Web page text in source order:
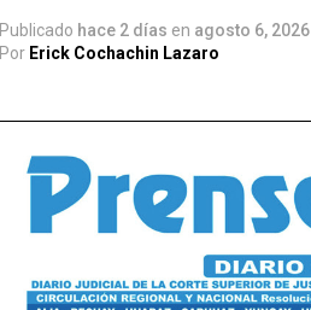
Publicado hace 2 días en agosto 6, 2026
Por Erick Cochachin Lazaro